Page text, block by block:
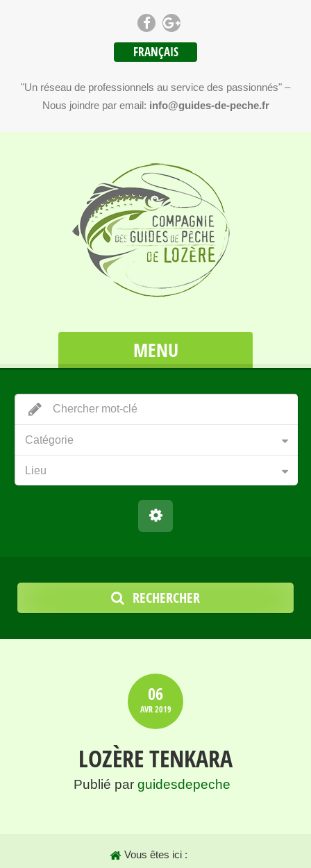
FRANÇAIS
"Un réseau de professionnels au service des passionnés" –
Nous joindre par email: info@guides-de-peche.fr
MENU
Catégorie
Lieu
RECHERCHER
06
AVR2019
LOZÈRE TENKARA
Publié par guidesdepeche
Vous êtes ici :